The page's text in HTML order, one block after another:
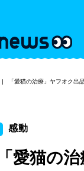
「愛猫の治療」ヤフオク出
感動
「愛猫の